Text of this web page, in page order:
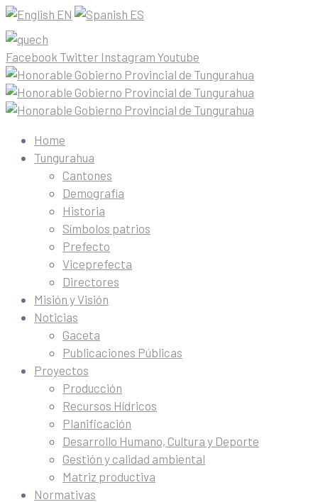
EN ES
Facebook Twitter Instagram Youtube
Home
Tungurahua
Cantones
Demografía
Historia
Símbolos patrios
Prefecto
Viceprefecta
Directores
Misión y Visión
Noticias
Gaceta
Publicaciones Públicas
Proyectos
Producción
Recursos Hídricos
Planificación
Desarrollo Humano, Cultura y Deporte
Gestión y calidad ambiental
Matriz productiva
Normativas